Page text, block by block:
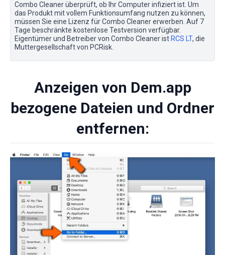
Combo Cleaner überprüft, ob Ihr Computer infiziert ist. Um
das Produkt mit vollem Funktionsumfang nutzen zu können,
müssen Sie eine Lizenz für Combo Cleaner erwerben. Auf 7
Tage beschränkte kostenlose Testversion verfügbar.
Eigentümer und Betreiber von Combo Cleaner ist RCS LT, die
Muttergesellschaft von PCRisk.
Anzeigen von Dem.app
bezogene Dateien und Ordner
entfernen: